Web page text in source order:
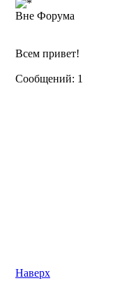
Вне Форума
Всем привет!
Сообщений: 1
Наверх